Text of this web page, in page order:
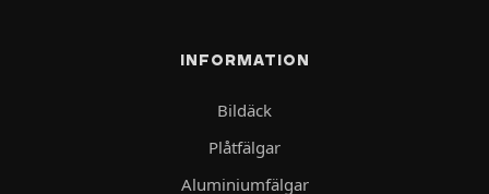
INFORMATION
Bildäck
Plåtfälgar
Aluminiumfälgar